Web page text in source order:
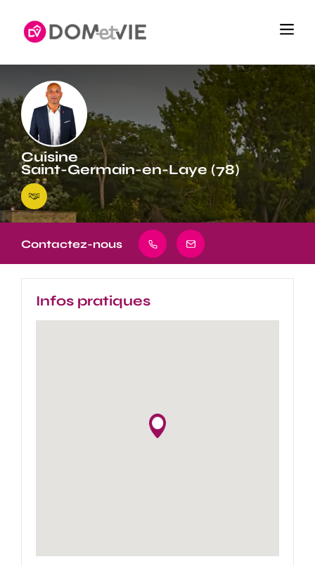
Cuisine
Saint-Germain-en-Laye (78)
Contactez-nous
Infos pratiques